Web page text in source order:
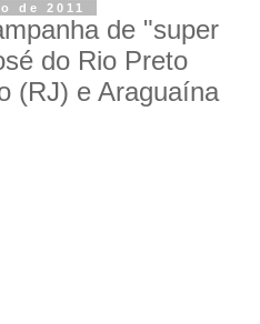
de 2011
de "super
do Rio Preto
(RJ) e Araguaína